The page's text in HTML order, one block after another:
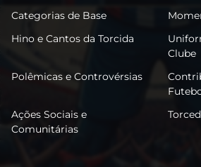
Categorias de Base
Hino e Cantos da Torcida
Clube
Polêmicas e Controvérsias
Ações Sociais e
Comunitárias